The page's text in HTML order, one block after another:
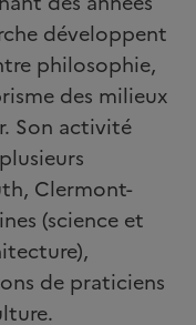
développent
philosophie,
des milieux
Son activité
Clermont-
(science et
de praticiens